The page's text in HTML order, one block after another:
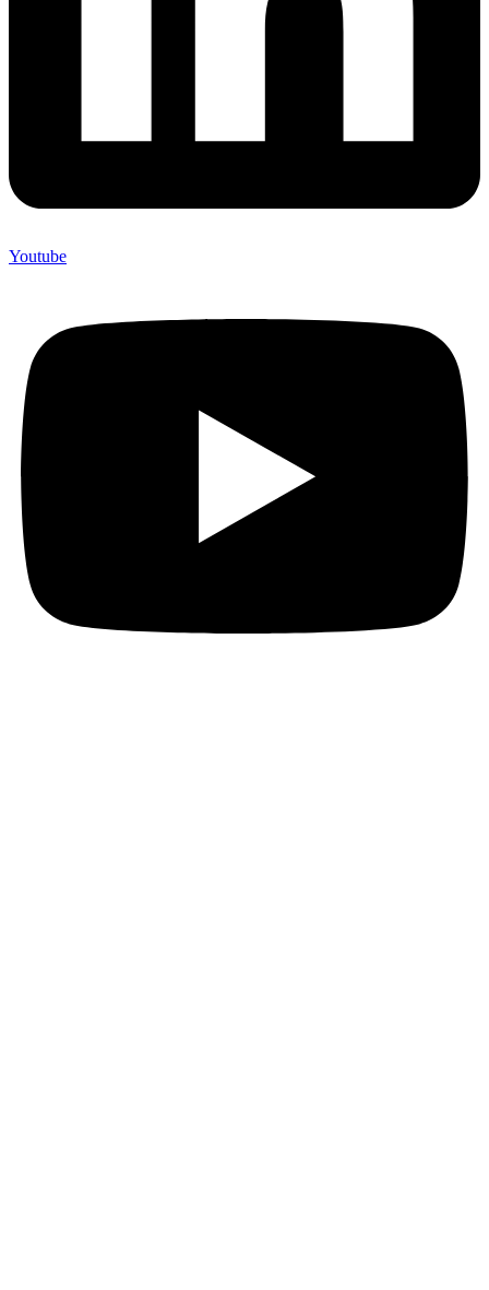
Youtube